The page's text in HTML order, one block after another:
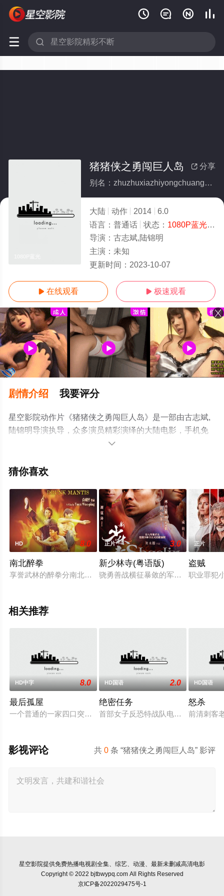
   
 
 分享
猪猪侠之勇闯巨人岛
别名：zhuzhuxiazhiyongchuangjurendao
大陆 动作 2014
6.0
语言： 普通话 状态： 1080P蓝光- 免
导演： 古志斌,陆锦明
主演： 未知
更新时间： 2023-10-07
 在线观看  极速观看
剧情介绍 我要评分
星空影院动作片《猪猪侠之勇闯巨人岛》是一部由古志斌,
陆锦明导演执导，众多演员精彩演绎的大陆电影，手机免
费观看高清无删减完整版电影大全就上星空影视，更多相

猜你喜欢
HD 8.0
南北醉拳
享誉武林的醉拳分南北两派。北派代表人物是沧州的千醉翁，
正片 3.0
新少林寺(粤语版)
骁勇善战横征暴敛的军阀少帅侯杰（
正片
盗贼
职业罪犯
相关推荐
HD中字 8.0
最后孤屋
一个普通的一家四口突遭诡异变故，被困在自家房屋中超过
HD国语 2.0
绝密任务
首部女子反恐特战队电影，面对恐怖
HD国语
怒杀
前清刺客
共0 条 “猪猪侠之勇闯巨人岛” 影评
影视评论
星空影院提供免费热播电视剧全集、综艺、动漫、最新未删减高清电影
Copyright © 2022 bjtbwypq.com All Rights Reserved
京ICP备2022029475号-1